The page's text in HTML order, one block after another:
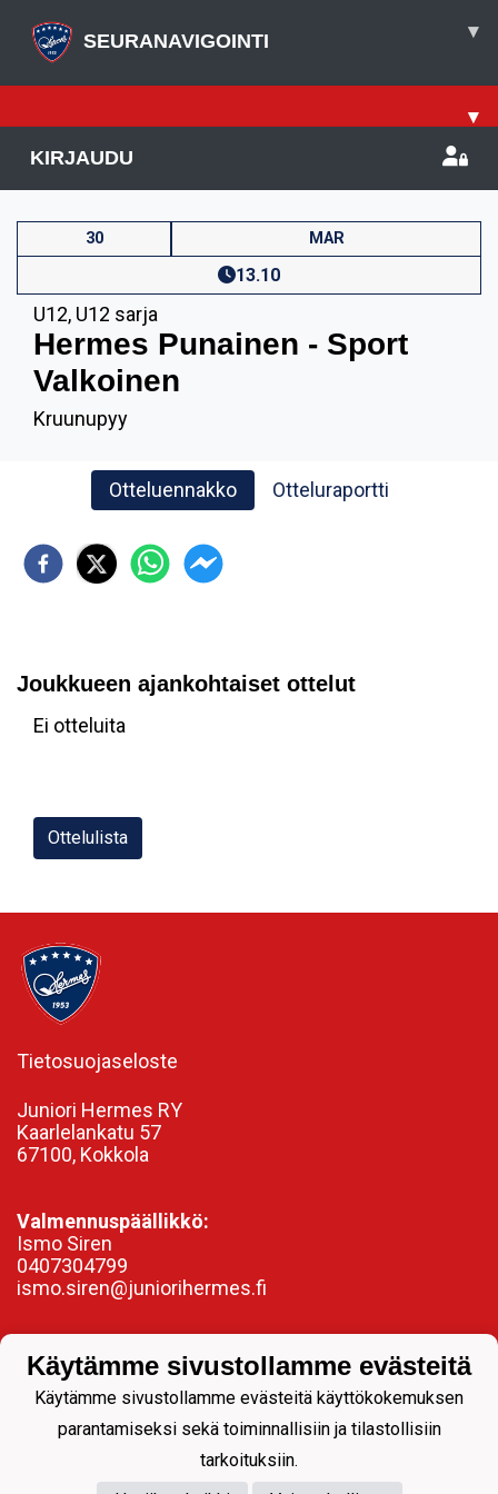
SEURANAVIGOINTI ▾
▾
KIRJAUDU
30 MAR
13.10
U12, U12 sarja
Hermes Punainen - Sport
Valkoinen
Kruunupyy
Otteluennakko Otteluraportti
Joukkueen ajankohtaiset ottelut
Ei otteluita
Ottelulista
Tietosuojaseloste
Juniori Hermes RY
Kaarlelankatu 57
67100, Kokkola
Valmennuspäällikkö:
Ismo Siren
0407304799
ismo.siren@juniorihermes.fi
Käytämme sivustollamme evästeitä
Käytämme sivustollamme evästeitä käyttökokemuksen
parantamiseksi sekä toiminnallisiin ja tilastollisiin
tarkoituksiin.